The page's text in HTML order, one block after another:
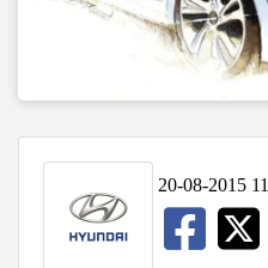
20-08-2015